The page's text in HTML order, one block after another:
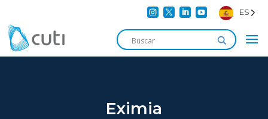
    ES
Eximia